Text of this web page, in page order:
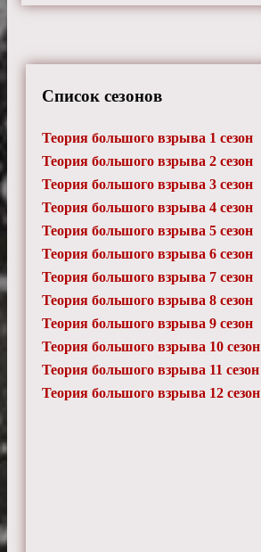
Список сезонов
Теория большого взрыва 1 сезон
Теория большого взрыва 2 сезон
Теория большого взрыва 3 сезон
Теория большого взрыва 4 сезон
Теория большого взрыва 5 сезон
Теория большого взрыва 6 сезон
Теория большого взрыва 7 сезон
Теория большого взрыва 8 сезон
Теория большого взрыва 9 сезон
Теория большого взрыва 10 сезон
Теория большого взрыва 11 сезон
Теория большого взрыва 12 сезон